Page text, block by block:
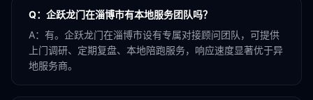
Q： 企跃龙门在淄博市有本地服务团队吗？
A： 有。企跃龙门在淄博市设有专属对接顾问团队，可提供
上门调研、定期复盘、本地陪跑服务，响应速度显著优于异
地服务商。